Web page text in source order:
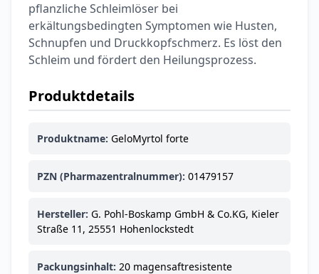
pflanzliche Schleimlöser bei
erkältungsbedingten Symptomen wie Husten,
Schnupfen und Druckkopfschmerz. Es löst den
Schleim und fördert den Heilungsprozess.
Produktdetails
Produktname: GeloMyrtol forte
PZN (Pharmazentralnummer): 01479157
Hersteller: G. Pohl-Boskamp GmbH & Co.KG, Kieler
Straße 11, 25551 Hohenlockstedt
Packungsinhalt: 20 magensaftresistente